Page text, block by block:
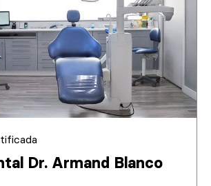
Dr. Armand Blanco